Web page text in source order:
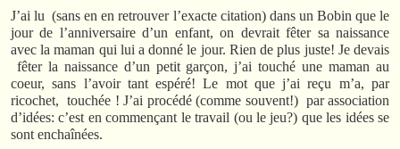
J’ai lu (sans en en retrouver l’exacte citation) dans un Bobin que le
jour de l’anniversaire d’un enfant, on devrait fêter sa naissance
avec la maman qui lui a donné le jour. Rien de plus juste! Je devais
fêter la naissance d’un petit garçon, j’ai touché une maman au
coeur, sans l’avoir tant espéré! Le mot que j’ai reçu m’a, par
ricochet, touchée ! J’ai procédé (comme souvent!) par association
d’idées: c’est en commençant le travail (ou le jeu?) que les idées se
sont enchaînées.